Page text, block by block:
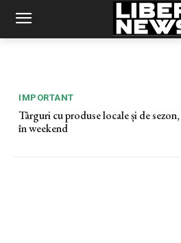
IMPORTANT
Târguri cu produse locale și de sezon,
în weekend
Restricții de circulație pe două
Chișinău